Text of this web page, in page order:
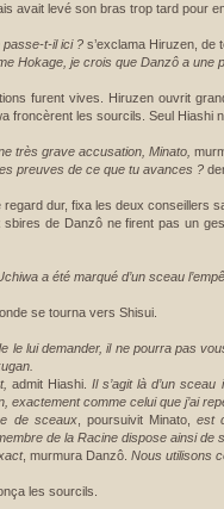
avait levé son bras trop tard pour
passe-t-il ici ? s’exclama Hiruzen, de
Hokage, je crois que Danzô a une
furent vives. Hiruzen ouvrit
froncèrent les sourcils. Seul Hiashi
très grave accusation, Minato,
preuves de ce que tu avances ?
regard dur, fixa les deux conseillers
sbires de Danzô ne firent pas un
a été marqué d’un sceau
se tourna vers Shisui.
le lui demander, il ne pourra pas
admit Hiashi.Il s’agit là d’un
exactement comme celui que j’ai
de sceaux, poursuivit Minato,est
de la Racine dispose ainsi de
, murmura Danzô. Nous utilisons
les sourcils.